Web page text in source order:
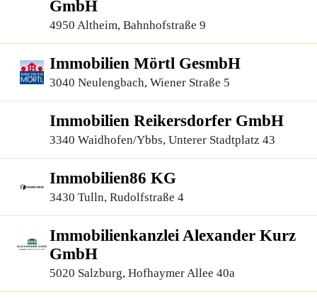
GmbH
4950 Altheim, Bahnhofstraße 9
Immobilien Mörtl GesmbH
3040 Neulengbach, Wiener Straße 5
Immobilien Reikersdorfer GmbH
3340 Waidhofen/Ybbs, Unterer Stadtplatz 43
Immobilien86 KG
3430 Tulln, Rudolfstraße 4
Immobilienkanzlei Alexander Kurz
GmbH
5020 Salzburg, Hofhaymer Allee 40a